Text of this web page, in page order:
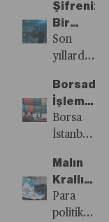
olduğu
birçok
orta
gelirli
ekonomi,
yaşlanma
riskiyle
karşıya
Şifreniz
Bir
Saniyede
Son
yıllarda
dönüşüme
verilen
önemin
artmasıyla
birlikte
siber
güvenlik
hiç
Borsada
İşlem
Vergisi
Hacmi
mi?
Borsa
İstanbul’da
senedi
vergi
alınması
Malın
Krallığı
Bitiyor
Para